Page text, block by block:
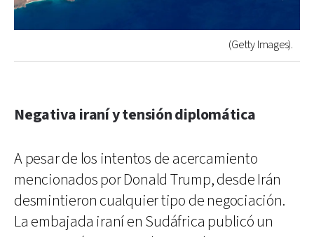
(Getty Images).
Negativa iraní y tensión diplomática
A pesar de los intentos de acercamiento
mencionados por Donald Trump, desde Irán
desmintieron cualquier tipo de negociación.
La embajada iraní en Sudáfrica publicó un